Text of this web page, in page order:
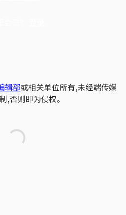
辑部或相关单位所有,未经端传媒
,否则即为侵权。